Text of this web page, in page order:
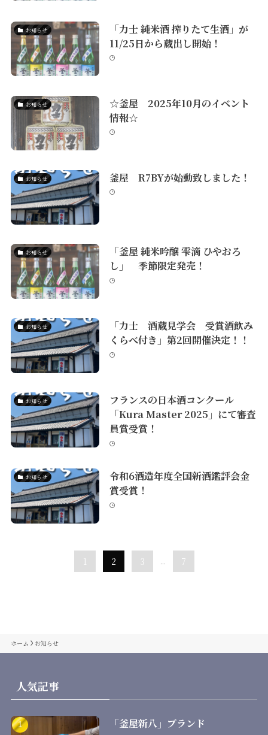
お知らせ
「力士 純米酒 搾りたて生酒」が
11/25日から蔵出し開始！
お知らせ
☆釜屋 2025年10月のイベント
情報☆
お知らせ 釜屋 R7BYが始動致しました！
お知らせ
「釜屋 純米吟醸 雫滴 ひやおろ
し」 季節限定発売！
お知らせ
「力士 酒蔵見学会 受賞酒飲み
くらべ付き」第2回開催決定！！
お知らせ
フランスの日本酒コンクール
「Kura Master 2025」にて審査
員賞受賞！
お知らせ
令和6酒造年度全国新酒鑑評会金
賞受賞！
1 2 3 ... 7
ホーム お知らせ
人気記事
「釜屋新八」ブランド